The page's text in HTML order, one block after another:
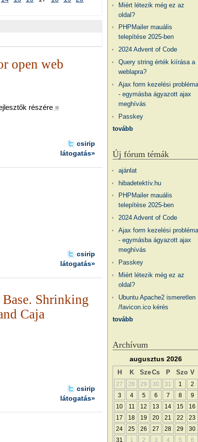
open web
részére ■
csirip
látogatás»
csirip
látogatás»
Shrinking
Caja
csirip
látogatás»
Miért létezik még ez az
oldal?
PHPMailer mauális
telepítése 2025-ben
2024 Advent of Code
Query string érték kiírása a
weblapra?
Ajax form kezelési probléma
- egymásba ágyazott ajax
meghívás
Passkey
tovább
Új fórum témák
ajánlat
hibadetektív.hu
PHPMailer mauális
telepítése 2025-ben
2024 Advent of Code
Ajax form kezelési
- egymásba ágyazott ajax
meghívás
Passkey
Miért létezik még ez az
oldal?
Ubuntu Apache2 ismeretlen
/favicon.ico kérés
tovább
Archívum
augusztus 2026
H K SzeCs P Szo V
27 28 29 30 31 1
2
3
4 5 6 7 8
9
10
11 12 13 14 15
16
17
18 19 20 21 22
23
24
25 26 27 28 29
30
31
1 2 3 4 5 6